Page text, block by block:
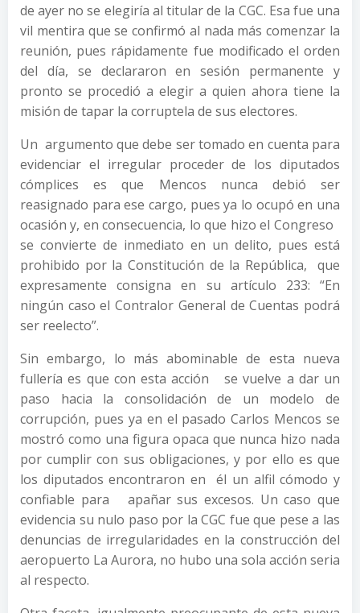
de ayer no se elegiría al titular de la CGC. Esa fue una
vil mentira que se confirmó al nada más comenzar la
reunión, pues rápidamente fue modificado el orden
del día, se declararon en sesión permanente y
pronto se procedió a elegir a quien ahora tiene la
misión de tapar la corruptela de sus electores.
Un argumento que debe ser tomado en cuenta para
evidenciar el irregular proceder de los diputados
cómplices es que Mencos nunca debió ser
reasignado para ese cargo, pues ya lo ocupó en una
ocasión y, en consecuencia, lo que hizo el Congreso
se convierte de inmediato en un delito, pues está
prohibido por la Constitución de la República, que
expresamente consigna en su artículo 233: “En
ningún caso el Contralor General de Cuentas podrá
ser reelecto”.
Sin embargo, lo más abominable de esta nueva
fullería es que con esta acción se vuelve a dar un
paso hacia la consolidación de un modelo de
corrupción, pues ya en el pasado Carlos Mencos se
mostró como una figura opaca que nunca hizo nada
por cumplir con sus obligaciones, y por ello es que
los diputados encontraron en él un alfil cómodo y
confiable para apañar sus excesos. Un caso que
evidencia su nulo paso por la CGC fue que pese a las
denuncias de irregularidades en la construcción del
aeropuerto La Aurora, no hubo una sola acción seria
al respecto.